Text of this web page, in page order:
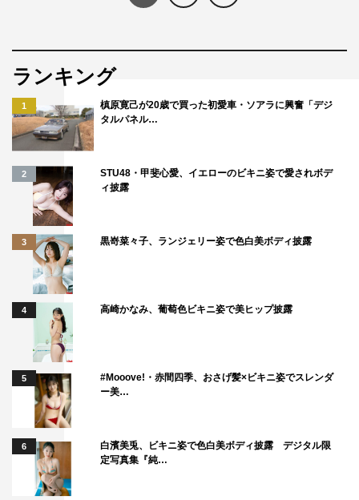
ランキング
1
槙原寛己が20歳で買った初愛車・ソアラに興奮「デジ
タルパネル…
2
STU48・甲斐心愛、イエローのビキニ姿で愛されボデ
ィ披露
3 黒嵜菜々子、ランジェリー姿で色白美ボディ披露
4 高崎かなみ、葡萄色ビキニ姿で美ヒップ披露
5
#Mooove!・赤間四季、おさげ髪×ビキニ姿でスレンダ
ー美…
6
白濱美兎、ビキニ姿で色白美ボディ披露 デジタル限
定写真集『純…